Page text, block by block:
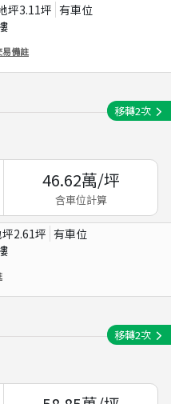
坪3.11坪 有車位
易備註
移轉2次
46.62萬/坪
含車位計算
2.61坪 有車位
移轉2次